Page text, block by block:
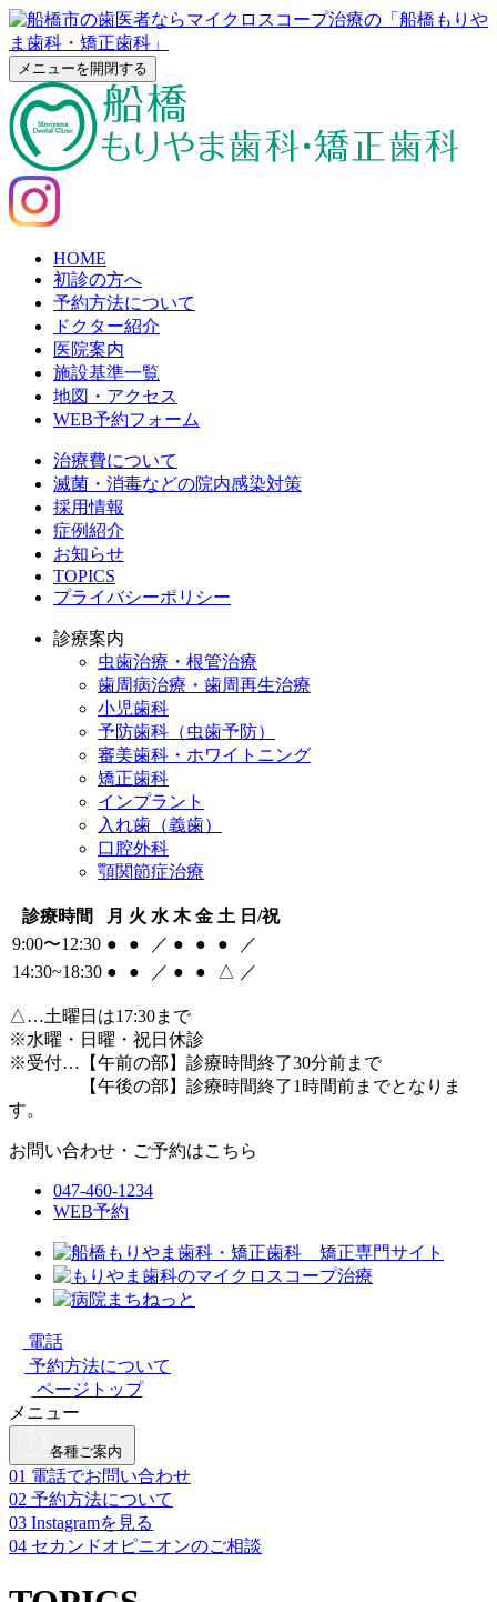
メニューを開閉する
HOME
初診の方へ
予約方法について
ドクター紹介
医院案内
施設基準一覧
地図・アクセス
WEB予約フォーム
治療費について
滅菌・消毒などの院内感染対策
採用情報
症例紹介
お知らせ
TOPICS
プライバシーポリシー
診療案内
虫歯治療・根管治療
歯周病治療・歯周再生治療
小児歯科
予防歯科（虫歯予防）
審美歯科・ホワイトニング
矯正歯科
インプラント
入れ歯（義歯）
口腔外科
顎関節症治療
診療時間 月 火 水 木 金 土 日/祝
9:00〜12:30 ● ● ／ ● ● ●
／
14:30~18:30 ● ● ／ ● ● △ ／
△…土曜日は17:30まで
※水曜・日曜・祝日休診
※受付…【午前の部】診療時間終了30分前まで
【午後の部】診療時間終了1時間前までとなりま
す。
お問い合わせ・ご予約はこちら
047-460-1234
WEB予約
電話
予約方法について
ページトップ
メニュー
各種ご案内
01 電話でお問い合わせ
02 予約方法について
03 Instagramを見る
04 セカンドオピニオンのご相談